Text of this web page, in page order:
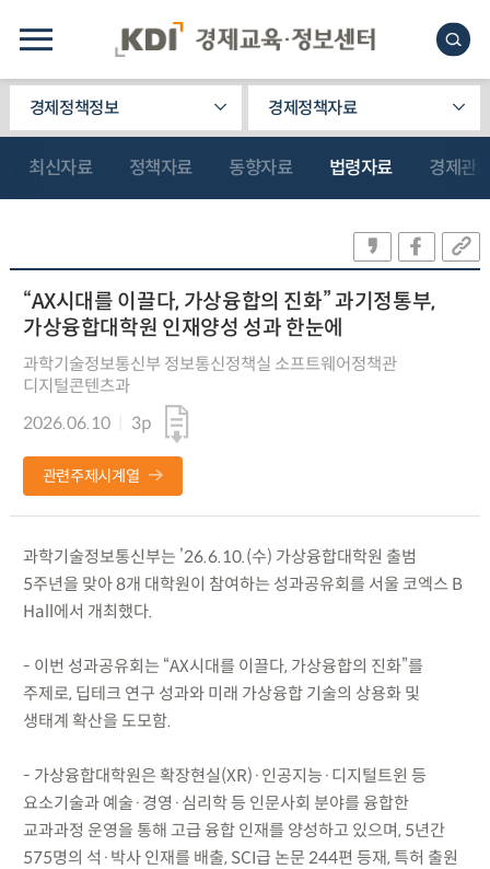
경제정책정보 경제정책자료
최신자료 정책자료 동향자료 법령자료 경제관
“AX시대를 이끌다, 가상융합의 진화” 과기정통부,
가상융합대학원 인재양성 성과 한눈에
과학기술정보통신부 정보통신정책실 소프트웨어정책관
디지털콘텐츠과
2026.06.10
3p
관련주제시계열
과학기술정보통신부는 ’26.6.10.(수) 가상융합대학원 출범
5주년을 맞아 8개 대학원이 참여하는 성과공유회를 서울 코엑스 B
Hall에서 개최했다.
- 이번 성과공유회는 “AX시대를 이끌다, 가상융합의 진화”를
주제로, 딥테크 연구 성과와 미래 가상융합 기술의 상용화 및
생태계 확산을 도모함.
- 가상융합대학원은 확장현실(XR)·인공지능·디지털트윈 등
요소기술과 예술·경영·심리학 등 인문사회 분야를 융합한
교과과정 운영을 통해 고급 융합 인재를 양성하고 있으며, 5년간
575명의 석·박사 인재를 배출, SCI급 논문 244편 등재, 특허 출원